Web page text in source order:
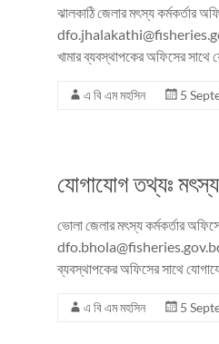
ঝালকাঠি জেলার মৎস্য কর্মকর্তার
dfo.jhalakathi@fisheries.gov.bd
খামার ব্যবস্থাপকের অফিসের
এ বি এম মহসিন 5
যোগাযোগ তথ্যঃ
ভোলা জেলার মৎস্য কর্মকর্তার
dfo.bhola@fisheries.gov.bd ডাক
ব্যবস্থাপকের অফিসের সাথে
এ বি এম মহসিন 5